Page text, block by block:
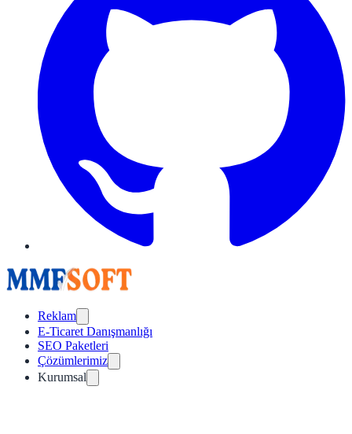
Reklam
E-Ticaret Danışmanlığı
SEO Paketleri
Çözümlerimiz
Kurumsal